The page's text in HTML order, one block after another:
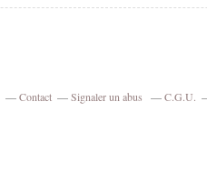
Contact Signaler un abus C.G.U.